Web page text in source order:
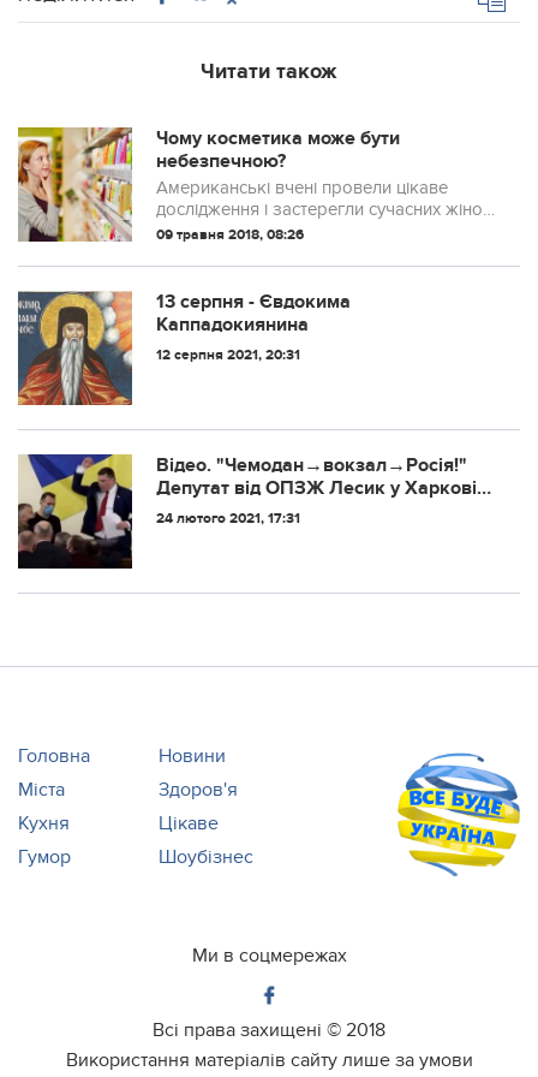
Читати також
Чому косметика може бути
небезпечною?
Американські вчені провели цікаве
дослідження і застерегли сучасних жінок,
які активно користуються косметикою.
09 травня 2018, 08:26
13 серпня - Євдокима
Каппадокиянина
12 серпня 2021, 20:31
Відео. "Чемодан→вокзал→Росія!"
Депутат від ОПЗЖ Лесик у Харкові
заявив про збройний переворот.
24 лютого 2021, 17:31
Головна
Новини
Міста
Здоров'я
Кухня
Цікаве
Гумор
Шоубізнес
Ми в соцмережах
Всі права захищені © 2018
Використання матеріалів сайту лише за умови